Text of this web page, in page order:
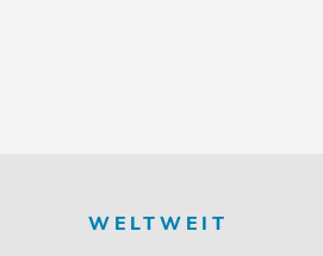
WELTWEIT